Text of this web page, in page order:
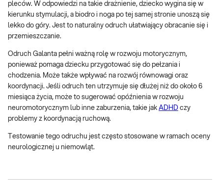
pleców. W odpowiedzi na takie drażnienie, dziecko wygina się w
kierunku stymulacji, a biodro i noga po tej samej stronie unoszą się
lekko do góry. Jest to naturalny odruch ułatwiający obracanie się i
przemieszczanie.
Odruch Galanta pełni ważną rolę w rozwoju motorycznym,
ponieważ pomaga dziecku przygotować się do pełzania i
chodzenia. Może także wpływać na rozwój równowagi oraz
koordynacji. Jeśli odruch ten utrzymuje się dłużej niż do około 6
miesiąca życia, może to sugerować opóźnienia w rozwoju
neuromotorycznym lub inne zaburzenia, takie jak ADHD czy
problemy z koordynacją ruchową.
Testowanie tego odruchu jest często stosowane w ramach oceny
neurologicznej u niemowląt.